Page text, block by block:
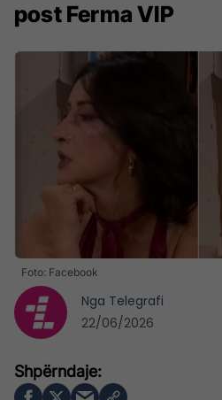
post Ferma VIP
Foto: Facebook
Nga Telegrafi
22/06/2026